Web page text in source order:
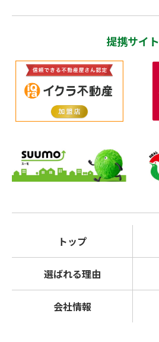
提携サイト
トップ
選ばれる理由
会社情報